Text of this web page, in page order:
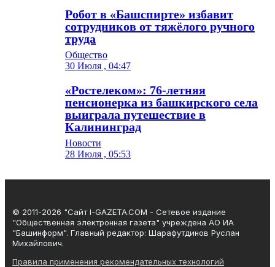
Робот в «Башспирте» избавит
сотрудников от тяжёлого ручного
труда
Общество
30 Июля , 04:47
«Ростелеком»: 76-летняя
пенсионерка из башкирского села
выиграла путешествие в
Калининград
Новости
28 Июля , 05:53
© 2011-2026 "Сайт I-GAZETA.COM - Сетевое издание
"Общественная электронная газета" учреждена АО ИА
"Башинформ". Главный редактор: Шарафутдинов Руслан
Михайлович.
Правила применения рекомендательных технологий